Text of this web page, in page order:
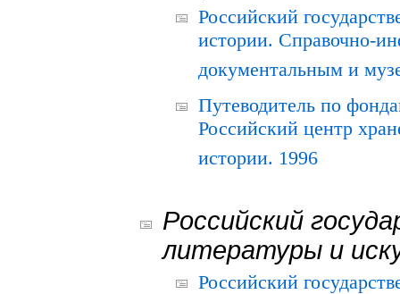
Российский
истории. Справочно-
документальным и
Путеводитель по
Российский центр
истории. 1996
Российский
литературы и
Российский